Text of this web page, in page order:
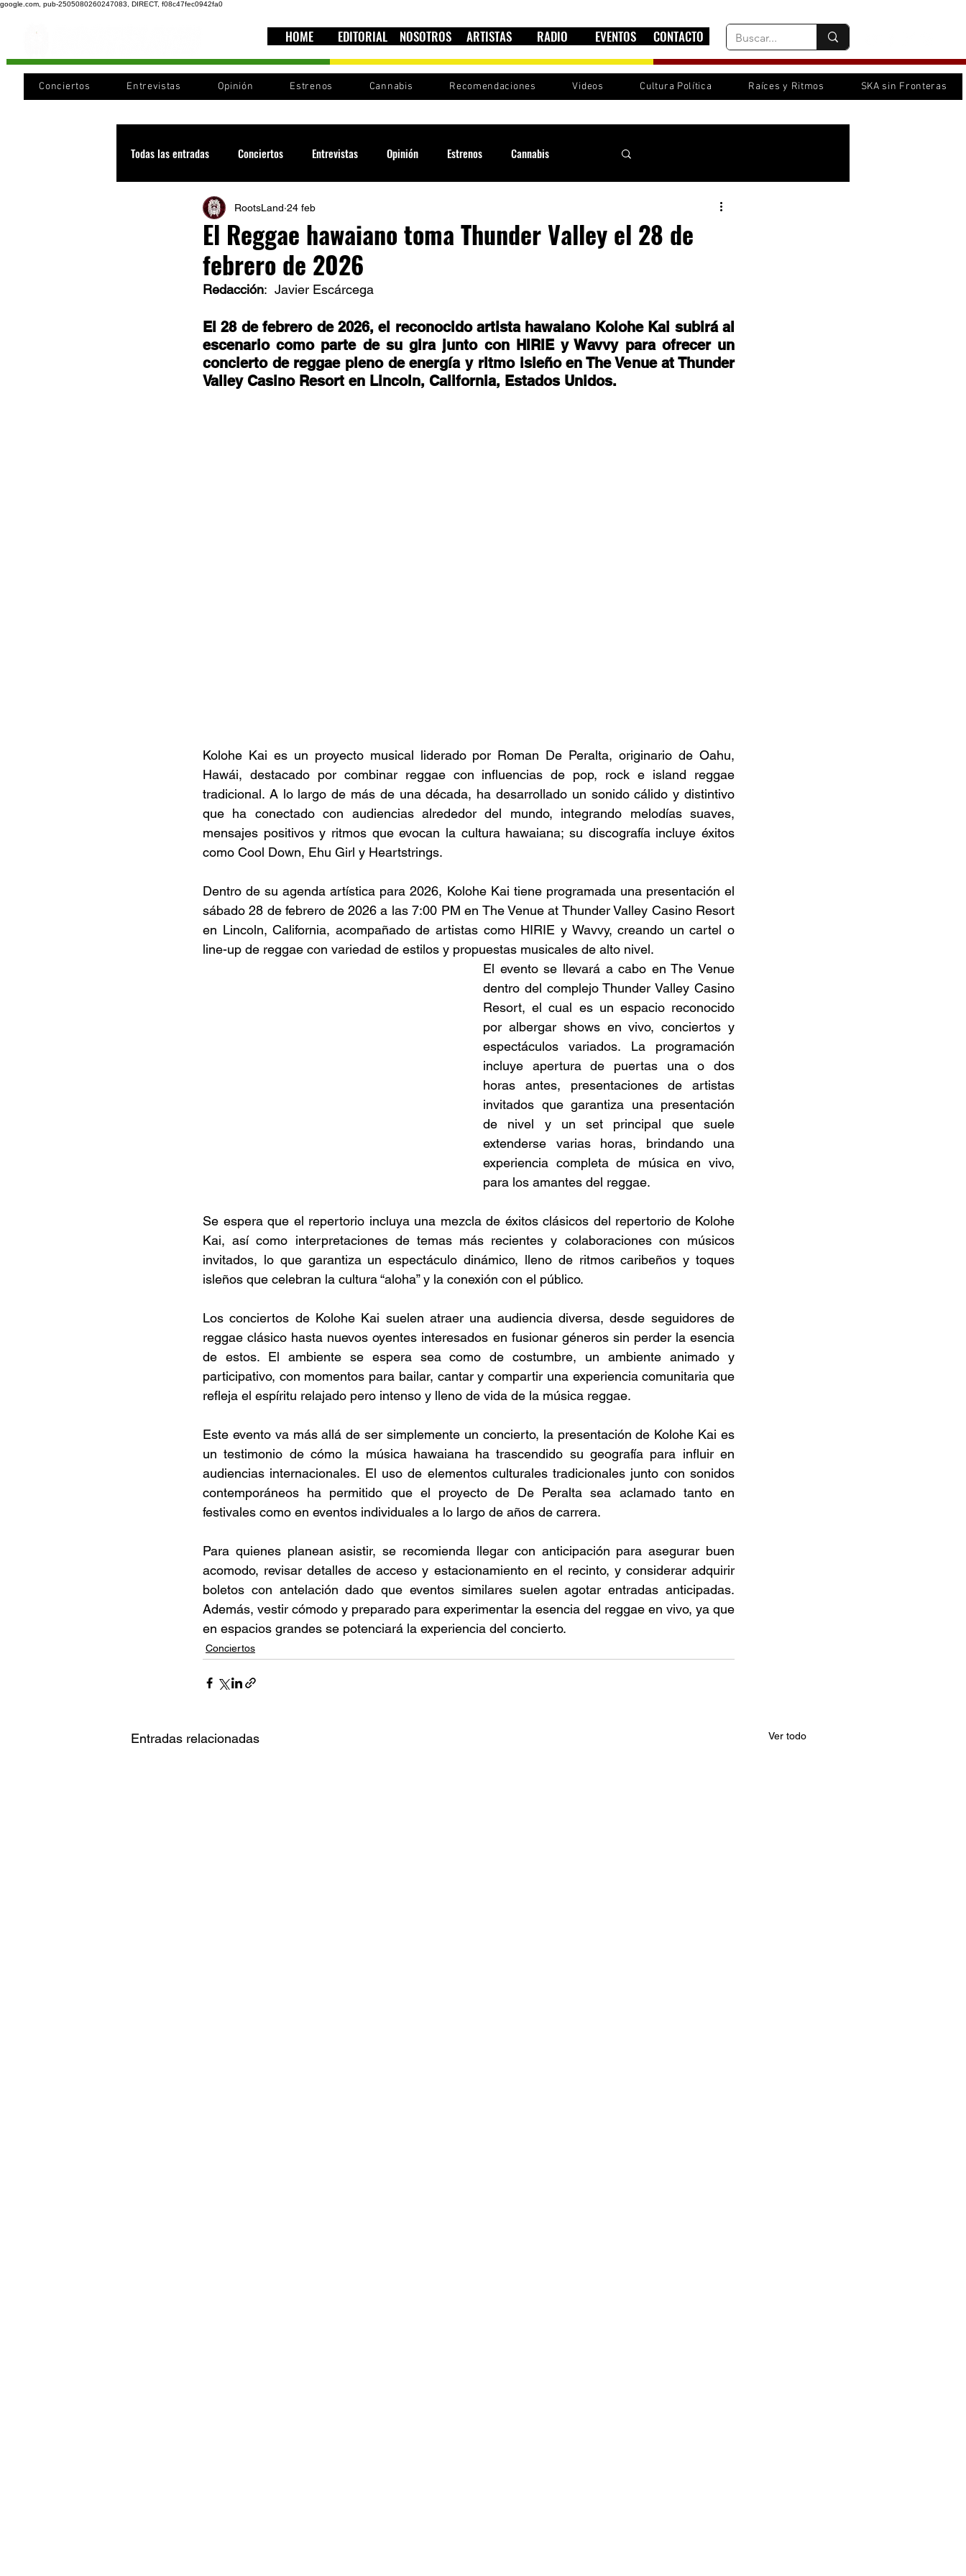
google.com, pub-2505080260247083, DIRECT, f08c47fec0942fa0
HOME EDITORIAL NOSOTROS ARTISTAS RADIO EVENTOS CONTACTO
Conciertos Entrevistas Opinión Estrenos Cannabis Recomendaciones Videos Cultura Política Raíces y Ritmos SKA sin Fronteras
Todas las entradas Conciertos Entrevistas Opinión Estrenos Cannabis
Recomendaciones Videos
Cultura Cobertura Sound System
Documentales Podcast Rastafari Fuera del reggae ANCOP
Conociendo Reggae Columna del día Sorteos Eventos Artistas
El Reggae hawaiano toma Thunder Valley el 28 de
febrero de 2026
RootsLand 24 feb
Redacción:  Javier Escárcega
El 28 de febrero de 2026, el reconocido artista hawaiano Kolohe Kai subirá al
escenario como parte de su gira junto con HIRIE y Wavvy para ofrecer un
concierto de reggae pleno de energía y ritmo isleño en The Venue at Thunder
Valley Casino Resort en Lincoln, California, Estados Unidos.
Kolohe Kai es un proyecto musical liderado por Roman De Peralta, originario de Oahu,
Hawái, destacado por combinar reggae con influencias de pop, rock e island reggae
tradicional. A lo largo de más de una década, ha desarrollado un sonido cálido y distintivo
que ha conectado con audiencias alrededor del mundo, integrando melodías suaves,
mensajes positivos y ritmos que evocan la cultura hawaiana; su discografía incluye éxitos
como Cool Down, Ehu Girl y Heartstrings.
Dentro de su agenda artística para 2026, Kolohe Kai tiene programada una presentación el
sábado 28 de febrero de 2026 a las 7:00 PM en The Venue at Thunder Valley Casino Resort
en Lincoln, California, acompañado de artistas como HIRIE y Wavvy, creando un cartel o
line-up de reggae con variedad de estilos y propuestas musicales de alto nivel.
El evento se llevará a cabo en The Venue
dentro del complejo Thunder Valley Casino
Resort, el cual es un espacio reconocido
por albergar shows en vivo, conciertos y
espectáculos variados. La programación
incluye apertura de puertas una o dos
horas antes, presentaciones de artistas
invitados que garantiza una presentación
de nivel y un set principal que suele
extenderse varias horas, brindando una
experiencia completa de música en vivo,
para los amantes del reggae.
Se espera que el repertorio incluya una mezcla de éxitos clásicos del repertorio de Kolohe
Kai, así como interpretaciones de temas más recientes y colaboraciones con músicos
invitados, lo que garantiza un espectáculo dinámico, lleno de ritmos caribeños y toques
isleños que celebran la cultura “aloha” y la conexión con el público.
Los conciertos de Kolohe Kai suelen atraer una audiencia diversa, desde seguidores de
reggae clásico hasta nuevos oyentes interesados en fusionar géneros sin perder la esencia
de estos. El ambiente se espera sea como de costumbre, un ambiente animado y
participativo, con momentos para bailar, cantar y compartir una experiencia comunitaria que
refleja el espíritu relajado pero intenso y lleno de vida de la música reggae.
Este evento va más allá de ser simplemente un concierto, la presentación de Kolohe Kai es
un testimonio de cómo la música hawaiana ha trascendido su geografía para influir en
audiencias internacionales. El uso de elementos culturales tradicionales junto con sonidos
contemporáneos ha permitido que el proyecto de De Peralta sea aclamado tanto en
festivales como en eventos individuales a lo largo de años de carrera.
Para quienes planean asistir, se recomienda llegar con anticipación para asegurar buen
acomodo, revisar detalles de acceso y estacionamiento en el recinto, y considerar adquirir
boletos con antelación dado que eventos similares suelen agotar entradas anticipadas.
Además, vestir cómodo y preparado para experimentar la esencia del reggae en vivo, ya que
en espacios grandes se potenciará la experiencia del concierto.
Conciertos
Entradas relacionadas Ver todo